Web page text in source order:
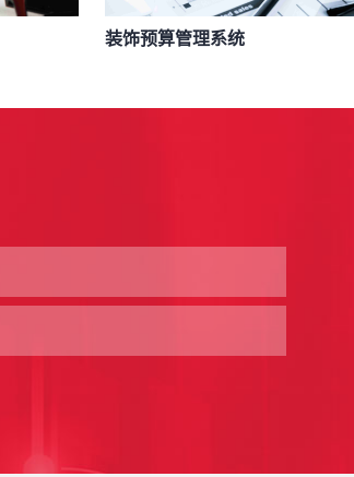
装饰预算管理系统